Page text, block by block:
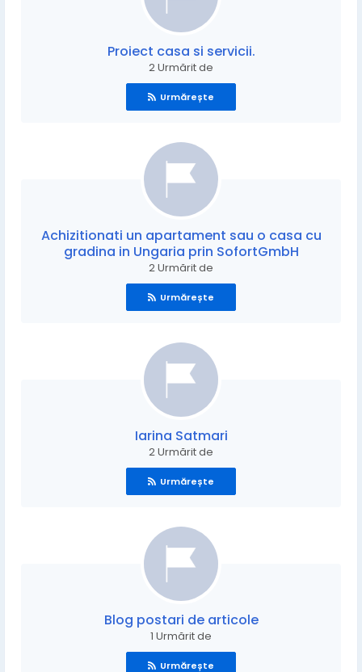
Proiect casa si servicii.
2 Urmărit de
Urmărește
Achizitionati un apartament sau o casa cu
gradina in Ungaria prin SofortGmbH
2 Urmărit de
Urmărește
Iarina Satmari
2 Urmărit de
Urmărește
Blog postari de articole
1 Urmărit de
Urmărește